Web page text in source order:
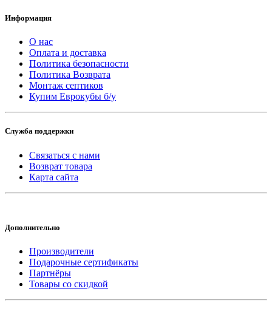
Информация
О нас
Оплата и доставка
Политика безопасности
Политика Возврата
Монтаж септиков
Купим Еврокубы б/у
Служба поддержки
Связаться с нами
Возврат товара
Карта сайта
Дополнительно
Производители
Подарочные сертификаты
Партнёры
Товары со скидкой